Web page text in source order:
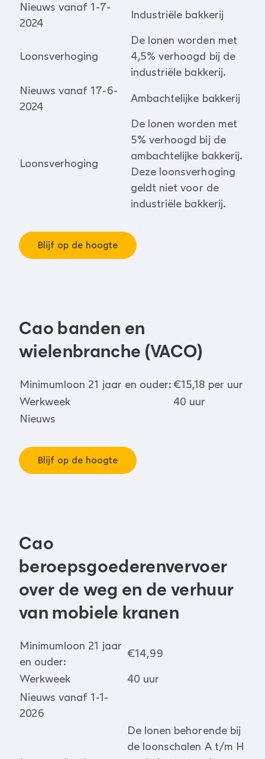
Nieuws vanaf 1-7-
2024
Industriële bakkerij
Loonsverhoging
De lonen worden met
4,5% verhoogd bij de
industriële bakkerij.
Nieuws vanaf 17-6-
2024
Ambachtelijke bakkerij
Loonsverhoging
De lonen worden met
5% verhoogd bij de
ambachtelijke bakkerij.
Deze loonsverhoging
geldt niet voor de
industriële bakkerij.
Blijf op de hoogte
Cao banden en
wielenbranche (VACO)
Minimumloon 21 jaar en ouder: €15,18 per uur
Werkweek
40 uur
Nieuws
Blijf op de hoogte
Cao
beroepsgoederenvervoer
over de weg en de verhuur
van mobiele kranen
Minimumloon 21 jaar
en ouder:
€14,99
Werkweek
40 uur
Nieuws vanaf 1-1-
2026
De lonen behorende bij
de loonschalen A t/m H